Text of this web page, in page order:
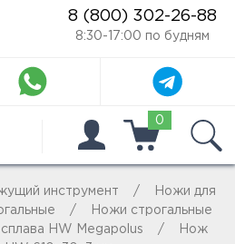
8 (800) 302-26-88
8:30-17:00 по будням
0
инструмент
Ножи для
Ножи строгальные
HW Megapolus
Нож